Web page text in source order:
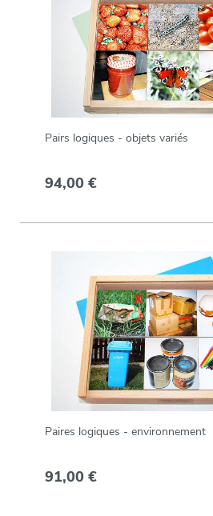
Pairs logiques - objets variés
94,00 €
Paires logiques - environnement
91,00 €